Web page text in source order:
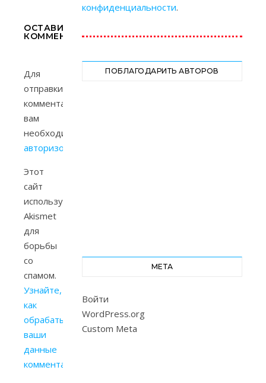
ОСТАВИТЬ
КОММЕНТАРИЙ
Для
отправки
комментария
вам
необходимо
авторизоваться
Этот
сайт
использует
Akismet
для
борьбы
со
спамом.
Узнайте,
как
обрабатываются
ваши
данные
комментариев
конфиденциальности.
ПОБЛАГОДАРИТЬ АВТОРОВ
МЕТА
Войти
WordPress.org
Custom Meta